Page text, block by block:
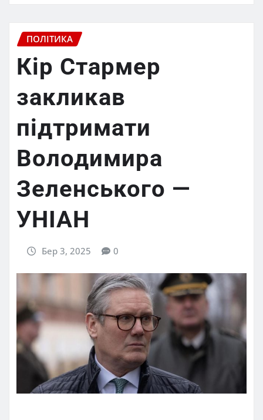
ПОЛІТИКА
Кір Стармер
закликав
підтримати
Володимира
Зеленського —
УНІАН
Бер 3, 2025 0